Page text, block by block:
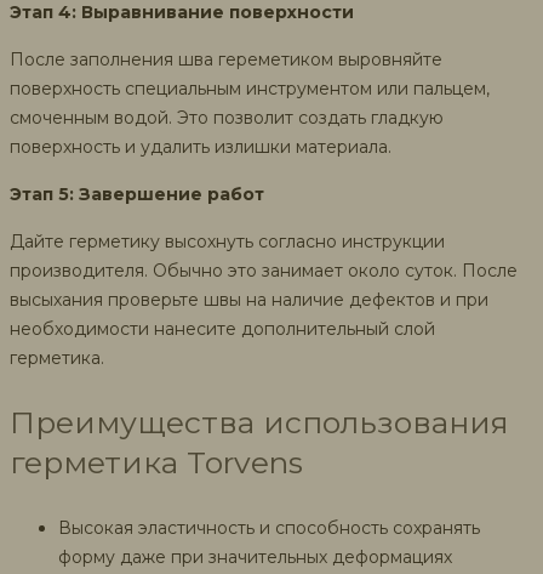
Этап 4: Выравнивание поверхности
После заполнения шва гереметиком выровняйте
поверхность специальным инструментом или пальцем,
смоченным водой. Это позволит создать гладкую
поверхность и удалить излишки материала.
Этап 5: Завершение работ
Дайте герметику высохнуть согласно инструкции
производителя. Обычно это занимает около суток. После
высыхания проверьте швы на наличие дефектов и при
необходимости нанесите дополнительный слой
герметика.
Преимущества использования
герметика Torvens
Высокая эластичность и способность сохранять
форму даже при значительных деформациях